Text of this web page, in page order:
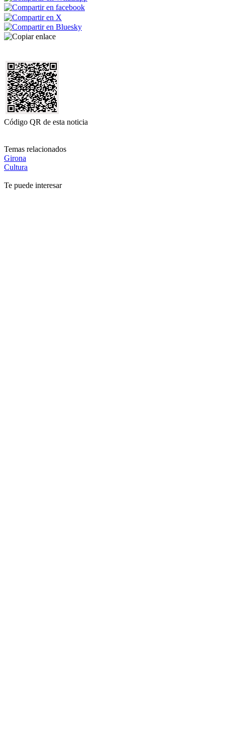
Código QR de esta noticia
Temas relacionados
Girona
Cultura
Te puede interesar